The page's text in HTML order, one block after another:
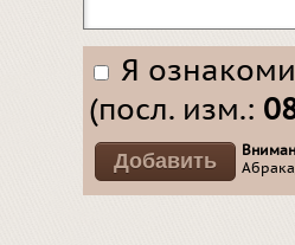
Я
(посл. изм.: